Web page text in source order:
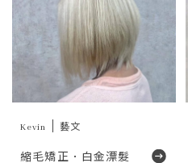
Kevin 藝文
縮毛矯正．白金漂髮